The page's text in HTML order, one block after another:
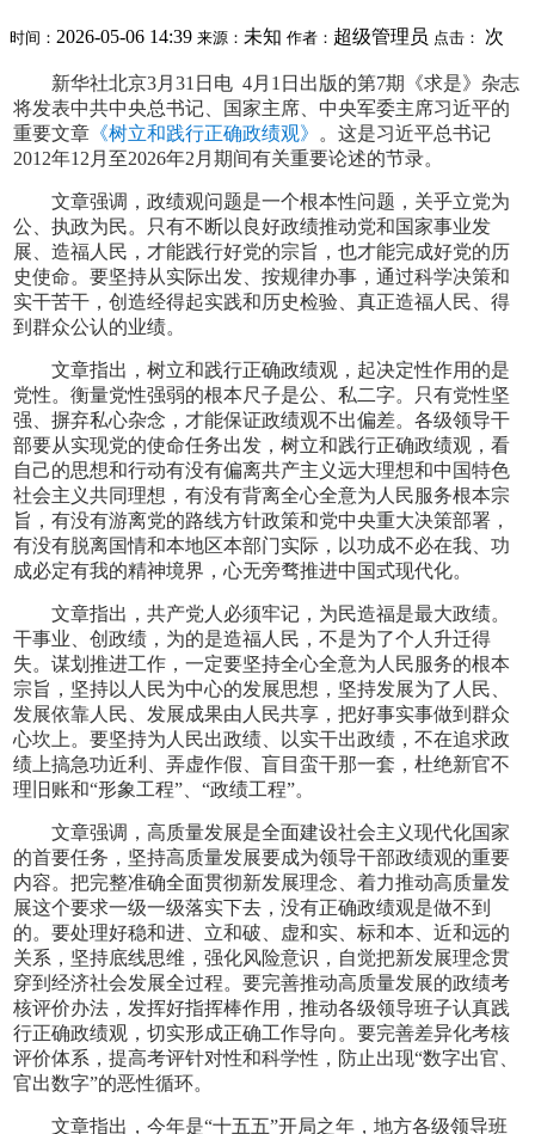
时间： 2026-05-06 14:39 来源： 未知 作者： 超级管理员 点击： 次
新华社北京3月31日电 4月1日出版的第7期《求是》杂志
将发表中共中央总书记、国家主席、中央军委主席习近平的
重要文章 《树立和践行正确政绩观》 。这是习近平总书记
2012年12月至2026年2月期间有关重要论述的节录。
文章强调，政绩观问题是一个根本性问题，关乎立党为
公、执政为民。只有不断以良好政绩推动党和国家事业发
展、造福人民，才能践行好党的宗旨，也才能完成好党的历
史使命。要坚持从实际出发、按规律办事，通过科学决策和
实干苦干，创造经得起实践和历史检验、真正造福人民、得
到群众公认的业绩。
文章指出，树立和践行正确政绩观，起决定性作用的是
党性。衡量党性强弱的根本尺子是公、私二字。只有党性坚
强、摒弃私心杂念，才能保证政绩观不出偏差。各级领导干
部要从实现党的使命任务出发，树立和践行正确政绩观，看
自己的思想和行动有没有偏离共产主义远大理想和中国特色
社会主义共同理想，有没有背离全心全意为人民服务根本宗
旨，有没有游离党的路线方针政策和党中央重大决策部署，
有没有脱离国情和本地区本部门实际，以功成不必在我、功
成必定有我的精神境界，心无旁骛推进中国式现代化。
文章指出，共产党人必须牢记，为民造福是最大政绩。
干事业、创政绩，为的是造福人民，不是为了个人升迁得
失。谋划推进工作，一定要坚持全心全意为人民服务的根本
宗旨，坚持以人民为中心的发展思想，坚持发展为了人民、
发展依靠人民、发展成果由人民共享，把好事实事做到群众
心坎上。要坚持为人民出政绩、以实干出政绩，不在追求政
绩上搞急功近利、弄虚作假、盲目蛮干那一套，杜绝新官不
理旧账和“形象工程”、“政绩工程”。
文章强调，高质量发展是全面建设社会主义现代化国家
的首要任务，坚持高质量发展要成为领导干部政绩观的重要
内容。把完整准确全面贯彻新发展理念、着力推动高质量发
展这个要求一级一级落实下去，没有正确政绩观是做不到
的。要处理好稳和进、立和破、虚和实、标和本、近和远的
关系，坚持底线思维，强化风险意识，自觉把新发展理念贯
穿到经济社会发展全过程。要完善推动高质量发展的政绩考
核评价办法，发挥好指挥棒作用，推动各级领导班子认真践
行正确政绩观，切实形成正确工作导向。要完善差异化考核
评价体系，提高考评针对性和科学性，防止出现“数字出官、
官出数字”的恶性循环。
文章指出，今年是“十五五”开局之年，地方各级领导班